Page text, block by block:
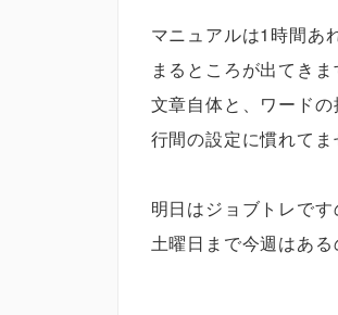
マニュアルは1時間あ
まるところが出てきま
文章自体と、ワードの
行間の設定に慣れて
明日はジョブトレです
土曜日まで今週はある